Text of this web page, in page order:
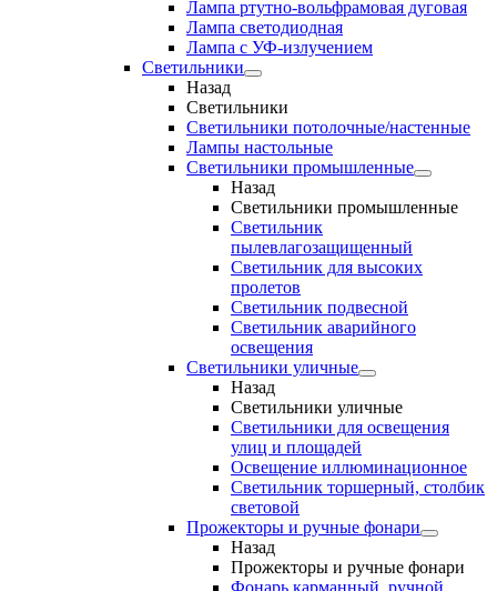
Лампа ртутно-вольфрамовая дуговая
Лампа светодиодная
Лампа с УФ-излучением
Светильники
Назад
Светильники
Светильники потолочные/настенные
Лампы настольные
Светильники промышленные
Назад
Светильники промышленные
Светильник
пылевлагозащищенный
Светильник для высоких
пролетов
Светильник подвесной
Светильник аварийного
освещения
Светильники уличные
Назад
Светильники уличные
Светильники для освещения
улиц и площадей
Освещение иллюминационное
Светильник торшерный, столбик
световой
Прожекторы и ручные фонари
Назад
Прожекторы и ручные фонари
Фонарь карманный, ручной,